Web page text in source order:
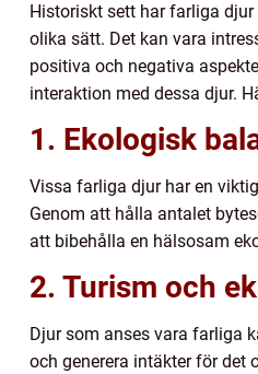
Historiskt sett har farliga
olika sätt. Det kan vara
positiva och negativa
interaktion med dessa djur.
1. Ekologisk
Vissa farliga djur har en
Genom att hålla antalet
att bibehålla en hälsosam
2. Turism och
Djur som anses vara farliga
och generera intäkter för det